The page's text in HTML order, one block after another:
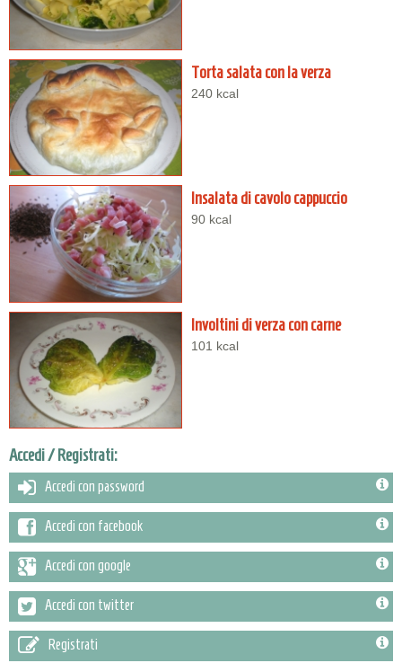
Torta salata con la verza
240 kcal
Insalata di cavolo cappuccio
90 kcal
Involtini di verza con carne
101 kcal
Accedi / Registrati:
Accedi con password
Accedi con facebook
Accedi con google
Accedi con twitter
Registrati